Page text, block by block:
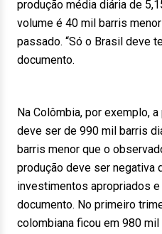
produção média diária de
volume é 40 mil barris
passado. “Só o Brasil deve
documento.
Na Colômbia, por exemplo,
deve ser de 990 mil barris
barris menor que o
produção deve ser negativa
investimentos apropriados
documento. No primeiro
colombiana ficou em 980